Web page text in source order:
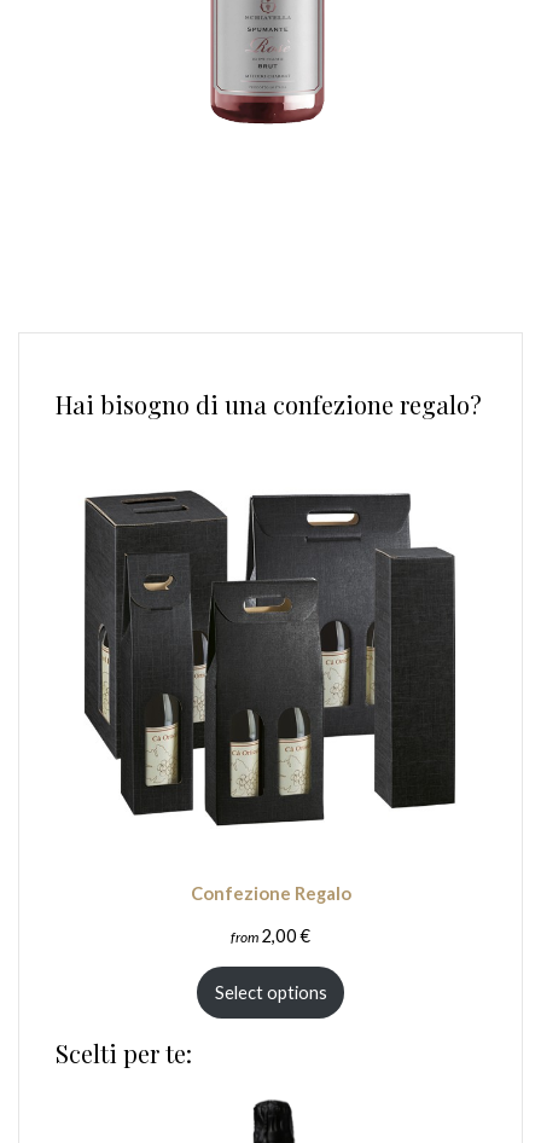
MORE INFO
Hai bisogno di una confezione regalo?
Confezione Regalo
from 2,00€
Select options
Scelti per te: